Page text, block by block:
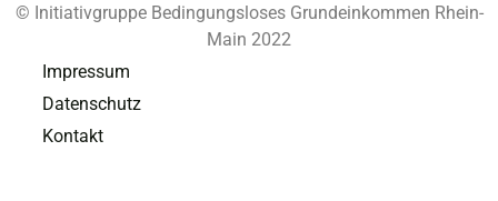
© Initiativgruppe Bedingungsloses Grundeinkommen Rhein-
Main 2022
Impressum
Datenschutz
Kontakt